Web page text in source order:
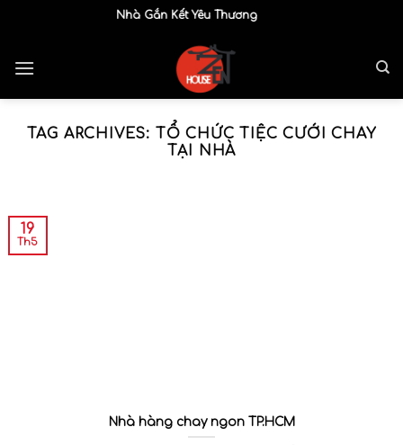
Ngôi Nhà Gắn Kết Yêu Thương
TAG ARCHIVES: TỔ CHỨC TIỆC CƯỚI CHAY
TẠI NHÀ
Nhà hàng chay ngon TP.HCM
19
Th5